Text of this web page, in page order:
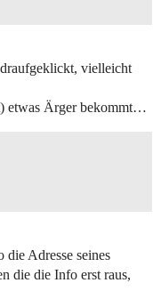
vielleicht
etwas Ärger bekommt…
Adresse seines
die die Info erst raus,